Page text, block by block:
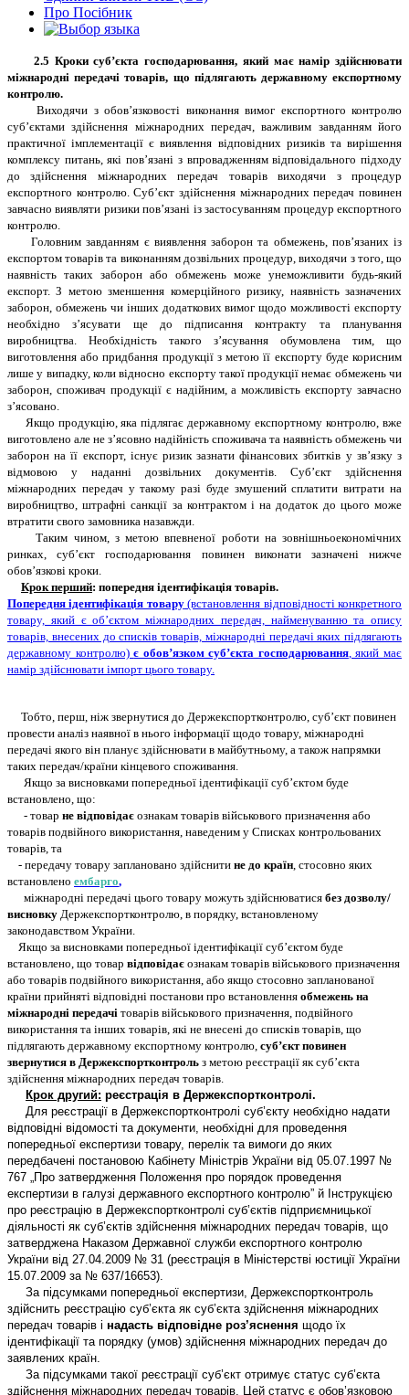
Про Посібник
2.5 Кроки суб’єкта господарювання, який має намір здійснювати
міжнародні передачі товарів, що підлягають державному експортному
контролю.
Виходячи з обов’язковості виконання вимог експортного контролю
суб’єктами здійснення міжнародних передач, важливим завданням його
практичної імплементації є виявлення відповідних ризиків та вирішення
комплексу питань, які пов’язані з впровадженням відповідального підходу
до здійснення міжнародних передач товарів виходячи з процедур
експортного контролю. Суб’єкт здійснення міжнародних передач повинен
завчасно виявляти ризики пов’язані із застосуванням процедур експортного
контролю.
Головним завданням є виявлення заборон та обмежень, пов’язаних із
експортом товарів та виконанням дозвільних процедур, виходячи з того, що
наявність таких заборон або обмежень може унеможливити будь-який
експорт. З метою зменшення комерційного ризику, наявність зазначених
заборон, обмежень чи інших додаткових вимог щодо можливості експорту
необхідно з’ясувати ще до підписання контракту та планування
виробництва. Необхідність такого з’ясування обумовлена тим, що
виготовлення або придбання продукції з метою її експорту буде корисним
лише у випадку, коли відносно експорту такої продукції немає обмежень чи
заборон, споживач продукції є надійним, а можливість експорту завчасно
з’ясовано.
Якщо продукцію, яка підлягає державному експортному контролю, вже
виготовлено але не з’ясовно надійність споживача та наявність обмежень чи
заборон на її експорт, існує ризик зазнати фінансових збитків у зв’язку з
відмовою у наданні дозвільних документів. Суб’єкт здійснення
міжнародних передач у такому разі буде змушений сплатити витрати на
виробництво, штрафні санкції за контрактом і на додаток до цього може
втратити свого замовника назавжди.
Таким чином, з метою впевненої роботи на зовнішньоекономічних
ринках, суб’єкт господарювання повинен виконати зазначені нижче
обов’язкові кроки.
Крок перший: попередня ідентифікація товарів.
Попередня ідентифікація товару(встановлення відповідності конкретного
товару, який є об’єктом міжнародних передач, найменуванню та опису
товарів, внесених до списків товарів, міжнародні передачі яких підлягають
державному контролю)є обов’язком суб’єкта господарювання, який має
намір здійснювати імпорт цього товару.
Тобто, перш, ніж звернутися до Держекспортконтролю, суб’єкт повинен
провести аналіз наявної в нього інформації щодо товару, міжнародні
передачі якого він планує здійснювати в майбутньому, а також напрямки
таких передач/країни кінцевого споживання.
Якщо за висновками попередньої ідентифікації суб’єктом буде
встановлено, що:
- товар не відповідає ознакам товарів військового призначення або
товарів подвійного використання, наведеним у Списках контрольованих
товарів, та
- передачу товару заплановано здійснити не до країн, стосовно яких
встановлено ембарго,
міжнародні передачі цього товару можуть здійснюватися без дозволу/
висновку Держекспортконтролю, в порядку, встановленому
законодавством України.
Якщо за висновками попередньої ідентифікації суб’єктом буде
встановлено, що товар відповідає ознакам товарів військового призначення
або товарів подвійного використання, або якщо стосовно запланованої
країни прийняті відповідні постанови про встановлення обмежень на
міжнародні передачі товарів військового призначення, подвійного
використання та інших товарів, які не внесені до списків товарів, що
підлягають державному експортному контролю, суб’єкт повинен
звернутися в Держекспортконтроль з метою реєстрації як суб’єкта
здійснення міжнародних передач товарів.
Крок другий: реєстрація в Держекспортконтролі.
Для реєстрації в Держекспортконтролі суб’єкту необхідно надати
відповідні відомості та документи, необхідні для проведення
попередньої експертизи товару, перелік та вимоги до яких
передбачені постановою Кабінету Міністрів України від 05.07.1997 №
767 „Про затвердження Положення про порядок проведення
експертизи в галузі державного експортного контролю” й Інструкцією
про реєстрацію в Держекспортконтролі суб’єктів підприємницької
діяльності як суб’єктів здійснення міжнародних передач товарів, що
затверджена Наказом Державної служби експортного контролю
України від 27.04.2009 № 31 (реєстрація в Міністерстві юстиції України
15.07.2009 за № 637/16653).
За підсумками попередньої експертизи, Держекспортконтроль
здійснить реєстрацію суб’єкта як суб’єкта здійснення міжнародних
передач товарів і надасть відповідне роз’яснення щодо їх
ідентифікації та порядку (умов) здійснення міжнародних передач до
заявлених країн.
За підсумками такої реєстрації суб’єкт отримує статус суб’єкта
здійснення міжнародних передач товарів. Цей статус є обов’язковою